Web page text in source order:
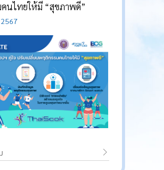
นไทยให้มี “สุขภาพดี”
2567